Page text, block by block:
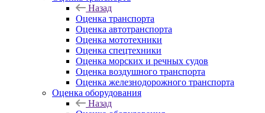
Назад
Оценка транспорта
Оценка автотранспорта
Оценка мототехники
Оценка спецтехники
Оценка морских и речных судов
Оценка воздушного транспорта
Оценка железнодорожного транспорта
Оценка оборудования
Назад